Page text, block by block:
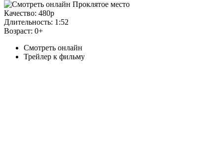
Качество: 480p
Длительность: 1:52
Возраст: 0+
Смотреть онлайн
Трейлер к фильму